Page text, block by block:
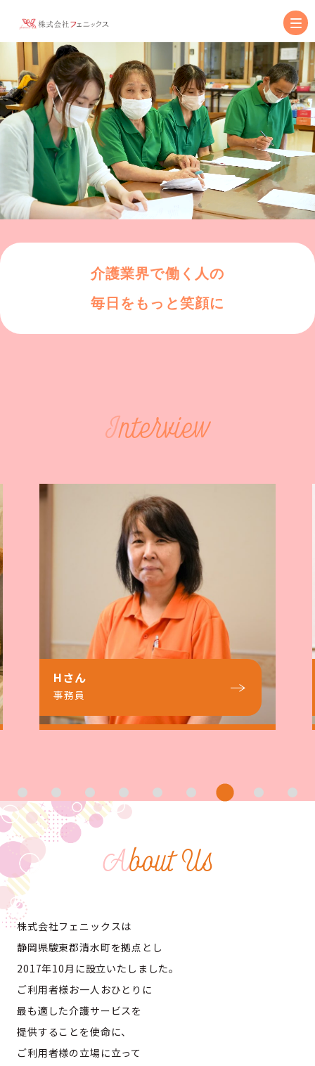
介護業界で働く人の
毎日をもっと笑顔に
Interview
Nさん
看護責任者
About Us
株式会社フェニックスは
静岡県駿東郡清水町を拠点とし
2017年10月に設立いたしました。
ご利用者様お一人おひとりに
最も適した介護サービスを
提供することを使命に、
ご利用者様の立場に立って